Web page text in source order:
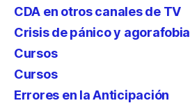
CDA en otros canales de TV
Crisis de pánico y agorafobia
Cursos
Cursos
Errores en la Anticipación